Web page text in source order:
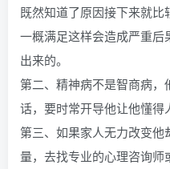
既然知道了原因接下来就
一概满足这样会造成严重
出来的。
第二、精神病不是智商病
话，要时常开导他让他懂得
第三、如果家人无力改变
量，去找专业的心理咨询师